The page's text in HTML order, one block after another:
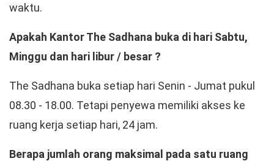
waktu.
Apakah Kantor The Sadhana buka di hari Sabtu,
Minggu dan hari libur / besar ?
The Sadhana buka setiap hari Senin - Jumat pukul
08.30 - 18.00. Tetapi penyewa memiliki akses ke
ruang kerja setiap hari, 24 jam.
Berapa jumlah orang maksimal pada satu ruang